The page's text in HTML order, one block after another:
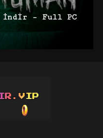
İndir – Full PC